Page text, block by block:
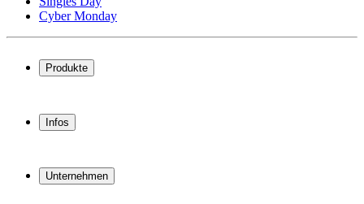
Cyber Monday
Produkte
Weinregal
Weinmöbel
Infos
Garantie
Bezahlung
Unternehmen